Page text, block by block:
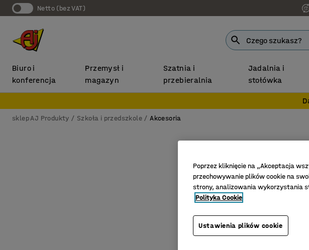
Netto (bez VAT)
Biuro i
konferencja
Przemysł i
magazyn
Szatnia i
przebieralnia
Jadalnia i
stołówka
sklep AJ Produkty Szkoła i przedszkole Akcesoria
Poprzez kliknięcie na „Akceptacja
przechowywanie plików cookie na
strony, analizowania wykorzystania
Polityka Cookie
Ustawienia plików cookie